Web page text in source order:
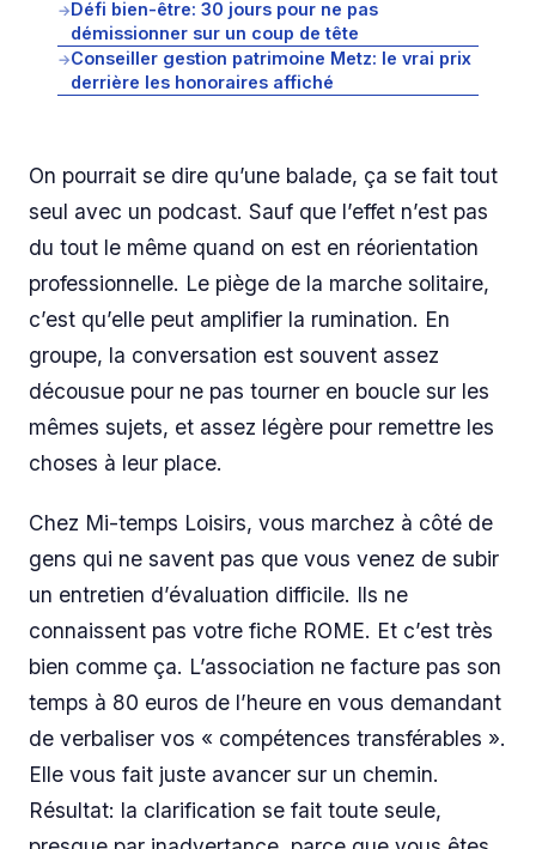
→Défi bien-être: 30 jours pour ne pas
démissionner sur un coup de tête
→Conseiller gestion patrimoine Metz: le vrai prix
derrière les honoraires affiché
On pourrait se dire qu’une balade, ça se fait tout
seul avec un podcast. Sauf que l’effet n’est pas
du tout le même quand on est en réorientation
professionnelle. Le piège de la marche solitaire,
c’est qu’elle peut amplifier la rumination. En
groupe, la conversation est souvent assez
décousue pour ne pas tourner en boucle sur les
mêmes sujets, et assez légère pour remettre les
choses à leur place.
Chez Mi-temps Loisirs, vous marchez à côté de
gens qui ne savent pas que vous venez de subir
un entretien d’évaluation difficile. Ils ne
connaissent pas votre fiche ROME. Et c’est très
bien comme ça. L’association ne facture pas son
temps à 80 euros de l’heure en vous demandant
de verbaliser vos « compétences transférables ».
Elle vous fait juste avancer sur un chemin.
Résultat: la clarification se fait toute seule,